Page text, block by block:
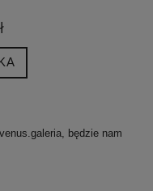
będzie nam